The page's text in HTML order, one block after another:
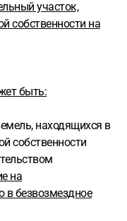
участок,
собственности на
быть:
находящихся в
собственности
на
в безвозмездное